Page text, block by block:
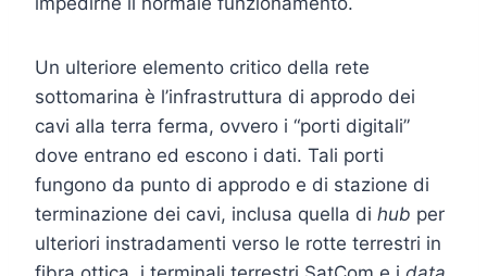
Un ulteriore elemento critico della rete
sottomarina è l’infrastruttura di approdo dei
cavi alla terra ferma, ovvero i “porti digitali”
dove entrano ed escono i dati. Tali porti
fungono da punto di approdo e di stazione di
terminazione dei cavi, inclusa quella di hub per
ulteriori instradamenti verso le rotte terrestri in